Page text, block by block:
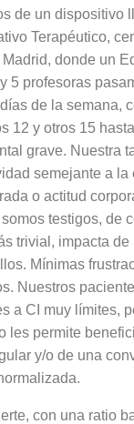
de un dispositivo
Terapéutico,
Madrid, donde un
5 profesoras
de la semana,
12 y otros 15
grave. Nuestra
semejante a la
o actitud
testigos, de
trivial, impacta
Mínimas
Nuestros
a CI muy límites,
les permite
y/o de una
con una ratio